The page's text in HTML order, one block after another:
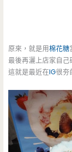
原來，就是用棉花糖
最後再灑上店家自己
這就是最近在IG很夯